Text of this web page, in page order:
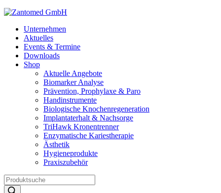
Unternehmen
Aktuelles
Events & Termine
Downloads
Shop
Aktuelle Angebote
Biomarker Analyse
Prävention, Prophylaxe & Paro
Handinstrumente
Biologische Knochenregeneration
Implantaterhalt & Nachsorge
TriHawk Kronentrenner
Enzymatische Kariestherapie
Ästhetik
Hygieneprodukte
Praxiszubehör
Products
search